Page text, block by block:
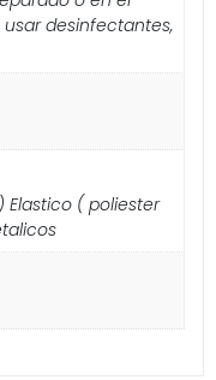
desinfectantes,
Elastico ( poliester